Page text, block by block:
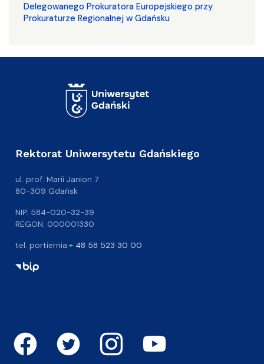
Delegowanego Prokuratora Europejskiego przy
Prokuraturze Regionalnej w Gdańsku
Rektorat Uniwersytetu Gdańskiego
ul. prof. Marii Janion 7
80-309 Gdańsk
NIP: 584-020-32-39
REGON: 000001330
tel. portiernia:+ 48 58 523 30 00